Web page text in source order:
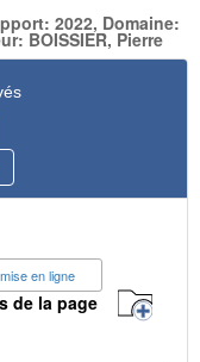
2022, Domaine:
BOISSIER, Pierre
en ligne
de la page